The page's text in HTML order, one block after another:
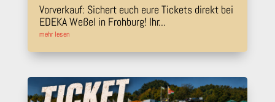
Vorverkauf: Sichert euch eure Tickets direkt bei
EDEKA Weßel in Frohburg! Ihr...
mehr lesen